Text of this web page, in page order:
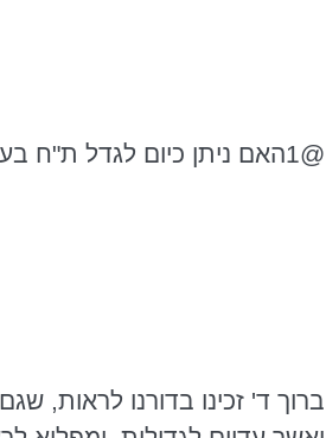
@1האם ניתן כיום לגדל ת"ח בעל שיעור קומה שידיו רב לו בש"ס?
ברוך ד' זכינו בדורנו לראות,